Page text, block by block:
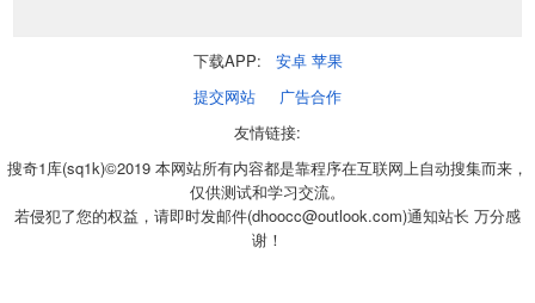
下载APP: 安卓 苹果
提交网站
广告合作
友情链接:
搜奇1库(sq1k)©2019 本网站所有内容都是靠程序在互联网上自动搜集而来，
仅供测试和学习交流。
若侵犯了您的权益，请即时发邮件(dhoocc@outlook.com)通知站长 万分感
谢！